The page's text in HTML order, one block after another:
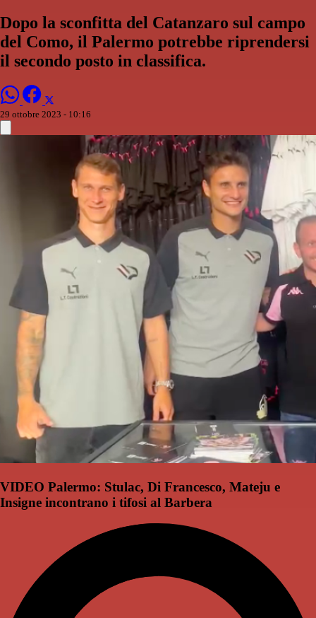
Dopo la sconfitta del Catanzaro sul campo
del Como, il Palermo potrebbe riprendersi
il secondo posto in classifica.
29 ottobre 2023 - 10:16
VIDEO Palermo: Stulac, Di Francesco, Mateju e
Insigne incontrano i tifosi al Barbera